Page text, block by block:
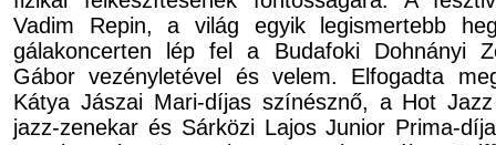
Vadim Repin, a világ egyik legis­mer­tebb
gálakoncerten lép fel a Budafoki Dohnányi
Gábor vezényletével és velem. Elfogadta
Kátya Jászai Mari-díjas színésznő, a Hot
jazz-zenekar és Sárközi Lajos Junior Prima-